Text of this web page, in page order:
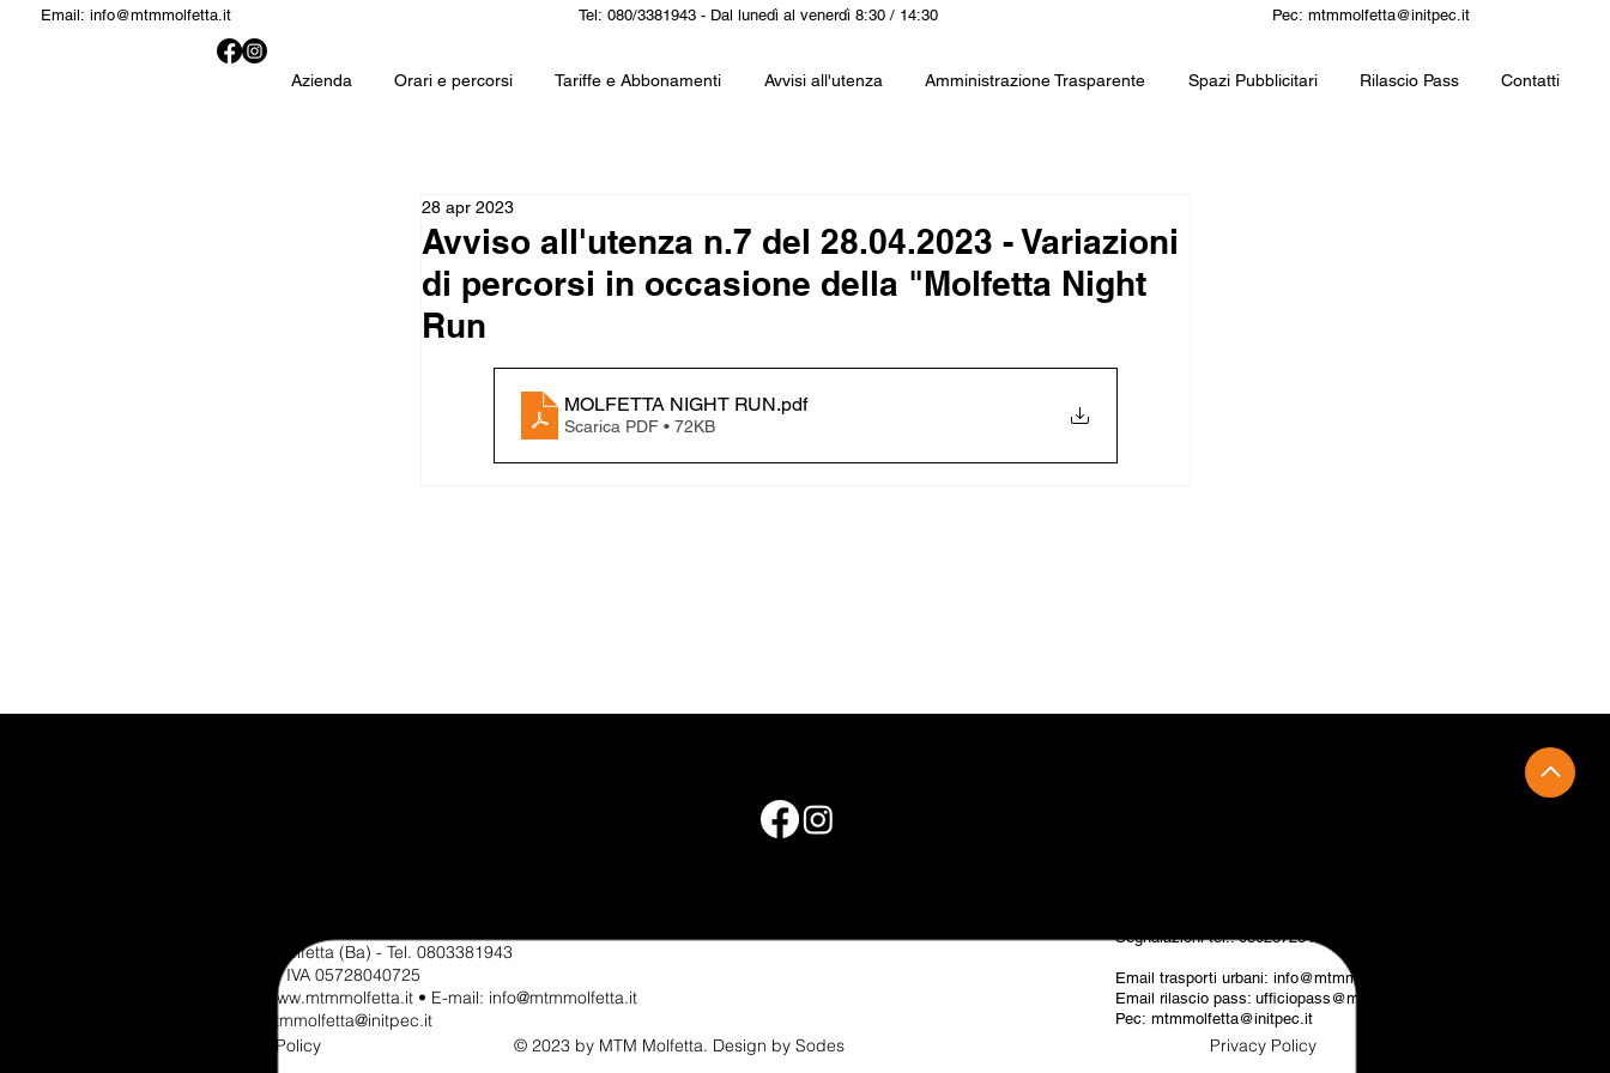
Azienda Orari e percorsi Tariffe e Abbonamenti Avvisi all'utenza Amministrazione Trasparente Spazi Pubblicitari Rilascio Pass Contatti
Email: info@mtmmolfetta.it Pec:mtmmolfetta@initpec.it
Tel: 080/3381943 - Dal lunedì al venerdì 8:30 / 14:30
Avviso all'utenza n.7 del 28.04.2023 - Variazioni
di percorsi in occasione della "Molfetta Night
Run
28 apr 2023
MOLFETTA NIGHT RUN.pdf
Scarica PDF • 72KB
70056 Molfetta (Ba) - Tel.0803381943
C.F. e P. IVA 05728040725
Web: www.mtmmolfetta.it • E-mail: info@mtmmolfetta.it
Pec: mtmmolfetta@initpec.it
Cookie Policy
© 2023 by MTM Molfetta. Design by Sodes
Segnalazioni tel.: 0802372846
Email trasporti urbani:info@mtmmolfetta.it
Email rilascio pass: ufficiopass@mtmmolfetta.it
Pec:mtmmolfetta@initpec.it
Privacy Policy